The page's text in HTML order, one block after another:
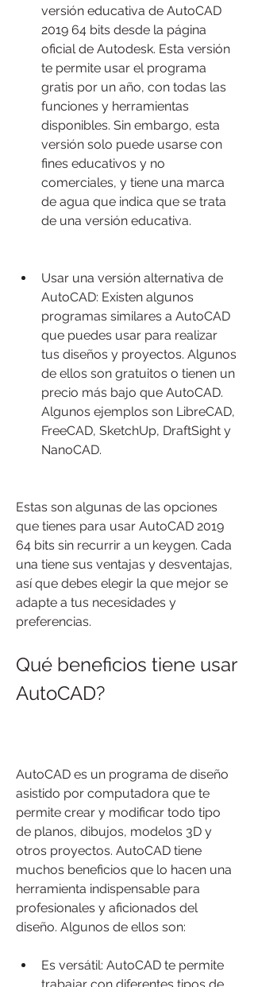
versión educativa de AutoCAD
2019 64 bits desde la página
oficial de Autodesk. Esta versión
te permite usar el programa
gratis por un año, con todas las
funciones y herramientas
disponibles. Sin embargo, esta
versión solo puede usarse con
fines educativos y no
comerciales, y tiene una marca
de agua que indica que se trata
de una versión educativa.
Usar una versión alternativa de
AutoCAD: Existen algunos
programas similares a AutoCAD
que puedes usar para realizar
tus diseños y proyectos. Algunos
de ellos son gratuitos o tienen un
precio más bajo que AutoCAD.
Algunos ejemplos son LibreCAD,
FreeCAD, SketchUp, DraftSight y
NanoCAD.
Estas son algunas de las opciones
que tienes para usar AutoCAD 2019
64 bits sin recurrir a un keygen. Cada
una tiene sus ventajas y desventajas,
así que debes elegir la que mejor se
adapte a tus necesidades y
preferencias.
Qué beneficios tiene usar
AutoCAD?
AutoCAD es un programa de diseño
asistido por computadora que te
permite crear y modificar todo tipo
de planos, dibujos, modelos 3D y
otros proyectos. AutoCAD tiene
muchos beneficios que lo hacen una
herramienta indispensable para
profesionales y aficionados del
diseño. Algunos de ellos son:
Es versátil: AutoCAD te permite